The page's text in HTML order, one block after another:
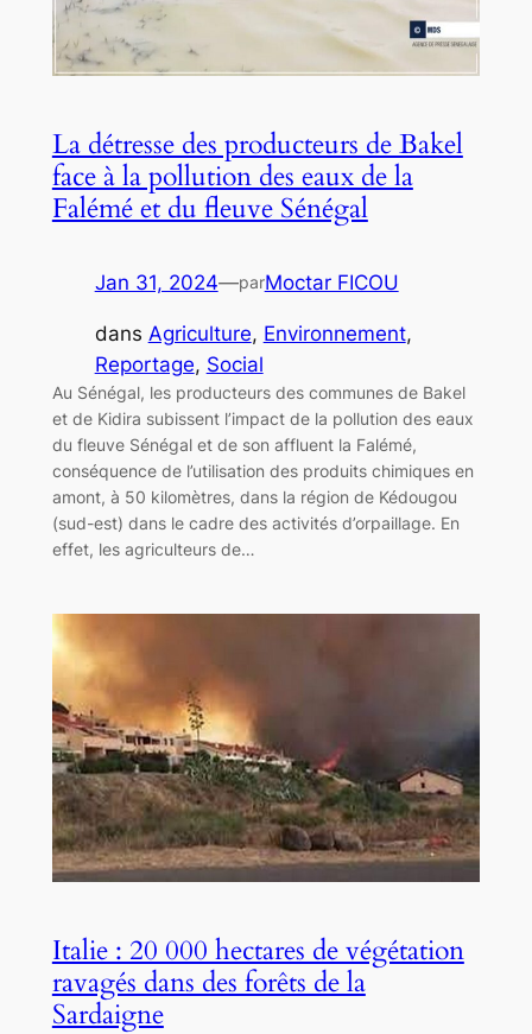
La détresse des producteurs de Bakel
face à la pollution des eaux de la
Falémé et du fleuve Sénégal
Jan 31, 2024—parMoctar FICOU
dans Agriculture, Environnement
Reportage, Social
Au Sénégal, les producteurs des communes de Bakel
et de Kidira subissent l’impact de la pollution des eaux
du fleuve Sénégal et de son affluent la Falémé,
conséquence de l’utilisation des produits chimiques en
amont, à 50 kilomètres, dans la région de Kédougou
(sud-est) dans le cadre des activités d’orpaillage. En
effet, les agriculteurs de…
Italie : 20 000 hectares de végétation
ravagés dans des forêts de la
Sardaigne